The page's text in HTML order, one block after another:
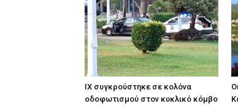
ΙΧ συγκρούστηκε σε κολόνα
οδοφωτισμού στον κυκλικό κόμβο